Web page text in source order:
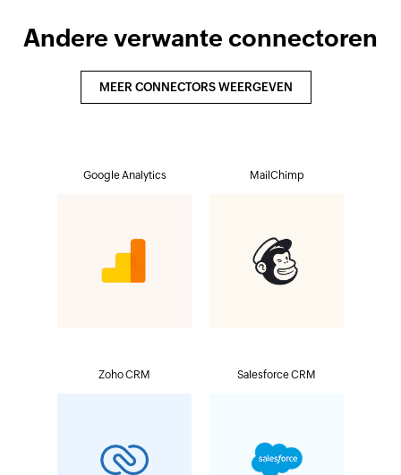
Andere verwante connectoren
MEER CONNECTORS WEERGEVEN
Google Analytics MailChimp
Zoho CRM Salesforce CRM